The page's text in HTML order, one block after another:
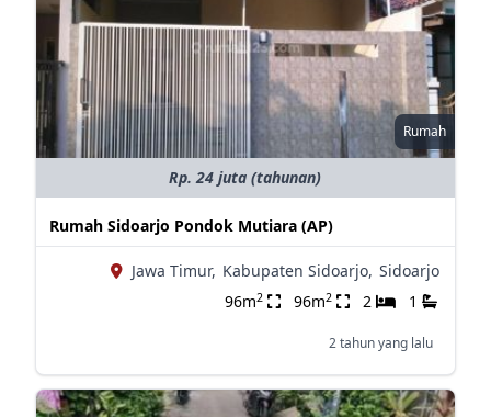
Rumah
Rp. 24 juta (tahunan)
Rumah Sidoarjo Pondok Mutiara (AP)
Jawa Timur, Kabupaten Sidoarjo, Sidoarjo
96m2 96m2 2 1
2 tahun yang lalu